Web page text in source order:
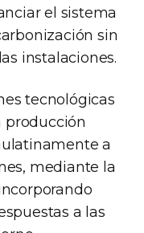
el sistema
sin
instalaciones.
tecnológicas
producción
a
mediante la
a las